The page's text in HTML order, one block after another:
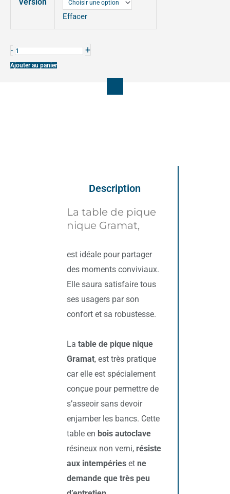
Version
Effacer
-
de
+
Ajouter au panier
Description
La table de pique
nique Gramat,
est idéale pour partager
des moments conviviaux.
Elle saura satisfaire tous
ses usagers par son
confort et sa robustesse.
La table de pique nique
Gramat, est très pratique
car elle est spécialement
conçue pour permettre de
s’asseoir sans devoir
enjamber les bancs. Cette
table en bois autoclave
résineux non verni, résiste
aux intempéries et ne
demande que très peu